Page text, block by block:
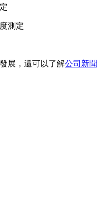
測定
展，還可以了解公司新聞